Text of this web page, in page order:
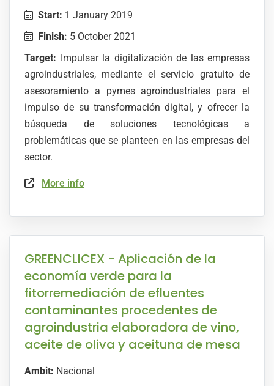
Start: 1 January 2019
Finish: 5 October 2021
Target: Impulsar la digitalización de las empresas
agroindustriales, mediante el servicio gratuito de
asesoramiento a pymes agroindustriales para el
impulso de su transformación digital, y ofrecer la
búsqueda de soluciones tecnológicas a
problemáticas que se planteen en las empresas del
sector.
More info
GREENCLICEX - Aplicación de la
economía verde para la
fitorremediación de efluentes
contaminantes procedentes de
agroindustria elaboradora de vino,
aceite de oliva y aceituna de mesa
Ambit: Nacional